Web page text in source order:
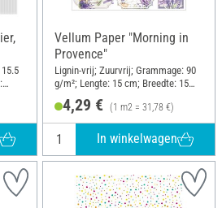
Vellum Paper "Morning in
Provence"
Lignin-vrij; Zuurvrij; Grammage: 90
g/m²; Lengte: 15 cm; Breedte: 15
4,29 € (1 m2 = 31,78 €)
In winkelwagen